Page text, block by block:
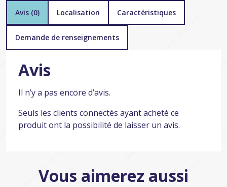
Avis (0) Localisation Caractéristiques
Demande de renseignements
Avis
Il n’y a pas encore d’avis.
Seuls les clients connectés ayant acheté ce
produit ont la possibilité de laisser un avis.
Vous aimerez aussi